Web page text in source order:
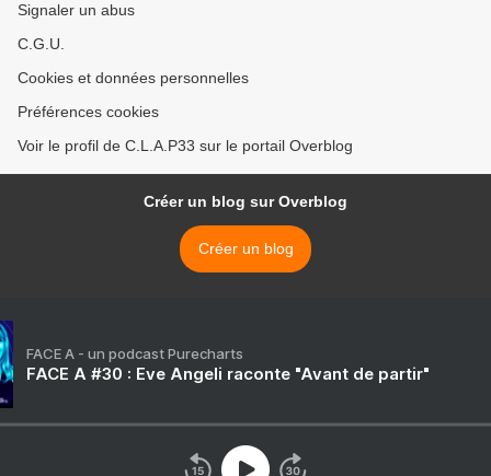
Signaler un abus
C.G.U.
Cookies et données personnelles
Préférences cookies
Voir le profil de C.L.A.P33 sur le portail Overblog
Créer un blog sur Overblog
Créer un blog
FACE A - un podcast Purecharts
FACE A #30 : Eve Angeli raconte "Avant de partir"